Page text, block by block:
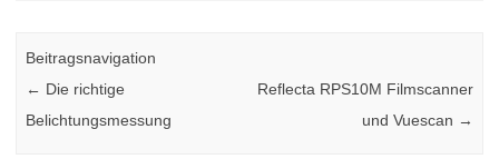
Beitragsnavigation
← Die richtige
Belichtungsmessung
Reflecta RPS10M Filmscanner
und Vuescan →